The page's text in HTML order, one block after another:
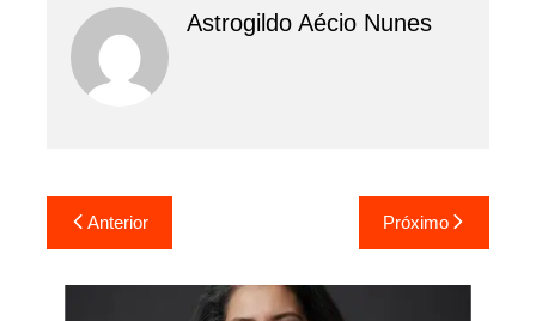
Astrogildo Aécio Nunes
Navegação
de
Post
Anterior Próximo